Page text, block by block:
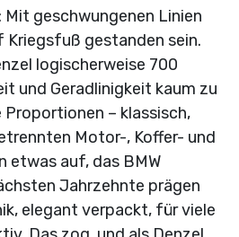
Mit geschwungenen Linien
gestanden sein.
logischerweise 700
und Geradlinigkeit kaum zu
– klassisch,
Motor-, Koffer- und
etwas auf, das BMW
Jahrzehnte prägen
elegant verpackt, für viele